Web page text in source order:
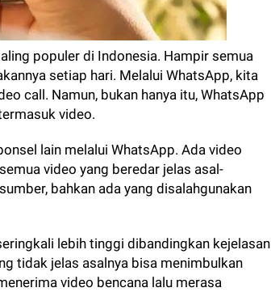
populer di Indonesia. Hampir semua
setiap hari. Melalui WhatsApp, kita
call. Namun, bukan hanya itu, WhatsApp
video.
lain melalui WhatsApp. Ada video
video yang beredar jelas asal-
bahkan ada yang disalahgunakan
lebih tinggi dibandingkan kejelasan
tidak jelas asalnya bisa menimbulkan
video bencana lalu merasa